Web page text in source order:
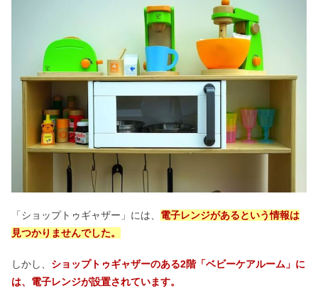
「ショップトゥギャザー」には、 電子レンジがあるという情報は
見つかりませんでした。
しかし、 ショップトゥギャザーのある2階「ベビーケアルーム」に
は、電子レンジが設置されています。